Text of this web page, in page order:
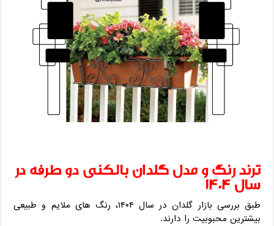
ترند رنگ و مدل گلدان بالکنی دو طرفه در
سال ۱۴۰۴
طبق بررسی بازار گلدان در سال ۱۴۰۴، رنگ ‌های ملایم و طبیعی
بیشترین محبوبیت را دارند.